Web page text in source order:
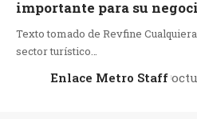
importante para su
Texto tomado de Revfine
sector turístico…
Enlace Metro Staff